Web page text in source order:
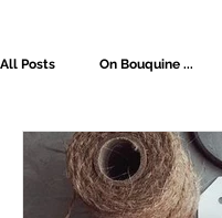
All Posts On Bouquine ...
On Rêve [Wishlist] ...